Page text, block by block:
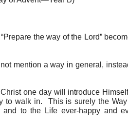
the way of the Lord”
mention a way in general,
one day will introduce
to walk in. This is surely the
to the Life ever-happy and